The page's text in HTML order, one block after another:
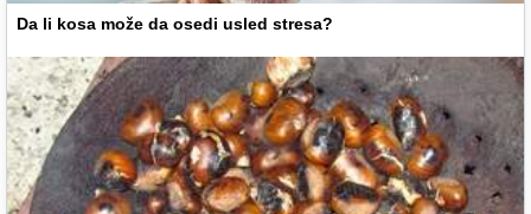
Da li kosa može da osedi usled stresa?